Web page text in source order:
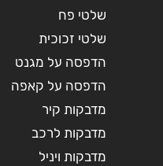
שלטי פח
שלטי זכוכית
הדפסה על מגנט
הדפסה על קאפה
מדבקות קיר
מדבקות לרכב
מדבקות ויניל